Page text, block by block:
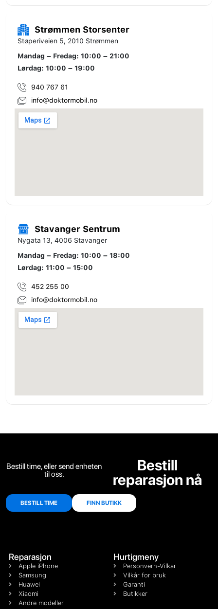
Strømmen Storsenter
Støperiveien 5, 2010 Strømmen
Mandag – Fredag: 10:00 – 21:00
Lørdag: 10:00 – 19:00
940 767 61
info@doktormobil.no
Stavanger Sentrum
Nygata 13, 4006 Stavanger
Mandag – Fredag: 10:00 – 18:00
Lørdag: 11:00 – 15:00
452 255 00
info@doktormobil.no
Bestill time, eller send enheten
til oss.
Bestill
reparasjon nå
BESTILL TIME FINN BUTIKK
Reparasjon
Apple iPhone
Samsung
Huawei
Xiaomi
Andre modeller
Hurtigmeny
Personvern-Vilkar
Vilkår for bruk
Garanti
Butikker